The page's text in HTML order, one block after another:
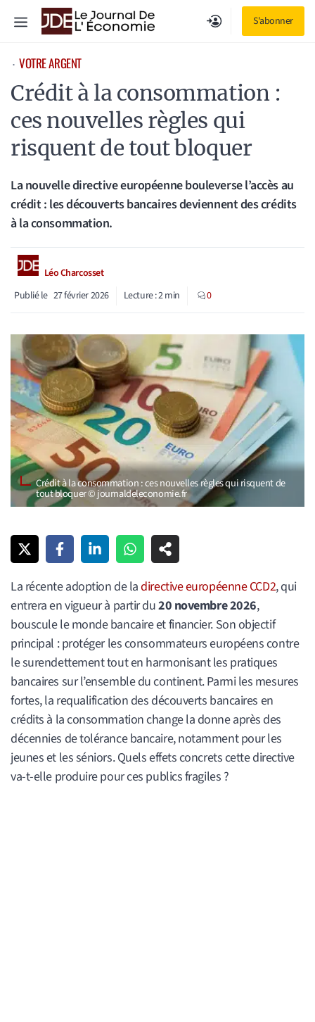
S'abonner
Menu
⋅ VOTRE ARGENT
Crédit à la consommation :
ces nouvelles règles qui
risquent de tout bloquer
La nouvelle directive européenne bouleverse l’accès au
crédit : les découverts bancaires deviennent des crédits
à la consommation.
Léo Charcosset
Publié le 27 février 2026 Lecture :2min 0
Crédit à la consommation : ces nouvelles règles qui risquent de
tout bloquer © journaldeleconomie.fr
La récente adoption de ladirective européenne CCD2, qui
entrera en vigueur à partir du20 novembre 2026,
bouscule le monde bancaire et financier. Son objectif
principal : protéger les consommateurs européens contre
le surendettement tout en harmonisant les pratiques
bancaires sur l’ensemble du continent. Parmi les mesures
fortes, la requalification des découverts bancaires en
crédits à la consommation change la donne après des
décennies de tolérance bancaire, notamment pour les
jeunes et les séniors. Quels effets concrets cette directive
va-t-elle produire pour ces publics fragiles ?